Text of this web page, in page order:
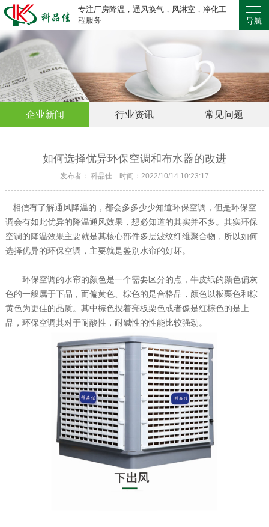
专注厂房降温，通风换气，风淋室，净化工
程服务
导航
企业新闻 行业资讯 常见问题
如何选择优异环保空调和布水器的改进
发布者： 科品佳 时间：2022/10/14 10:23:17
相信有了解通风降温的，都会多多少少知道环保空调，但是环保空
调会有如此优异的降温通风效果，想必知道的其实并不多。其实环保
空调的降温效果主要就是其核心部件多层波纹纤维聚合物，所以如何
选择优异的环保空调，主要就是鉴别水帘的好坏。
环保空调的水帘的颜色是一个需要区分的点，牛皮纸的颜色偏灰
色的一般属于下品，而偏黄色、棕色的是合格品，颜色以板栗色和棕
黄色为更佳的品质。其中棕色投着亮板栗色或者像是红棕色的是上
品，环保空调其对于耐酸性，耐碱性的性能比较强劲。